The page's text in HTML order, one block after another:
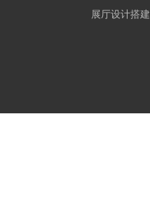
展厅设计搭建